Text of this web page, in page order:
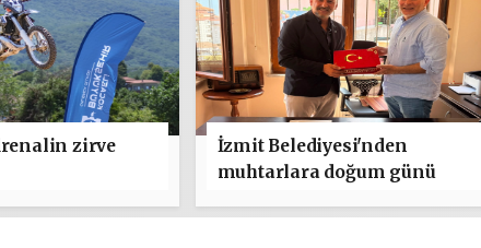
zirve
İzmit Belediyesi'nden
muhtarlara doğum günü